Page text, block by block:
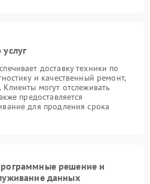
доставку техники по
и качественный ремонт,
могут отслеживать
предоставляется
для продления срока
решение и
данных